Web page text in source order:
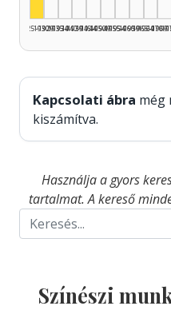
1925–1929
1930–1934
1935–1939
1940–1944
1945–1949
1950–1954
1955–1959
1960–1964
1965–1969
Kapcsolati ábra még
kiszámítva.
Használja a gyors
tartalmat. A kereső
Színészi